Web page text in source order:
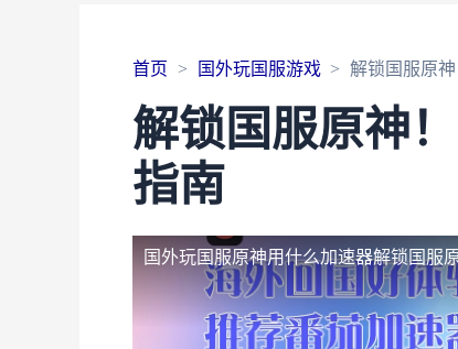
首页 国外玩国服游戏 解锁国服原
解锁国服原神
指南
国外玩国服原神用什么加速器解锁国服